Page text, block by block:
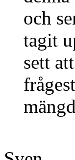
och
tagit
sett